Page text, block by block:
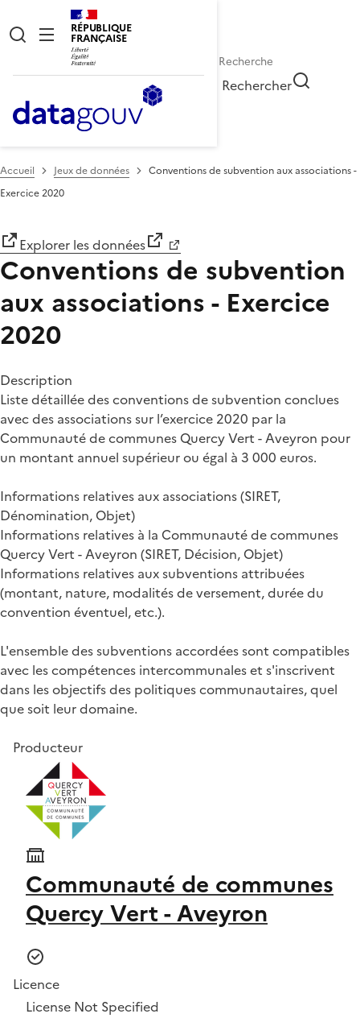
RÉPUBLIQUE
FRANÇAISE
Rechercher
Accueil Jeux de données
Conventions de subvention aux associations -
Exercice 2020
Explorer les données
Conventions de subvention
aux associations - Exercice
2020
Description
Liste détaillée des conventions de subvention conclues
avec des associations sur l’exercice 2020 par la
Communauté de communes Quercy Vert - Aveyron pour
un montant annuel supérieur ou égal à 3 000 euros.
Informations relatives aux associations (SIRET,
Dénomination, Objet)
Informations relatives à la Communauté de communes
Quercy Vert - Aveyron (SIRET, Décision, Objet)
Informations relatives aux subventions attribuées
(montant, nature, modalités de versement, durée du
convention éventuel, etc.).
L'ensemble des subventions accordées sont compatibles
avec les compétences intercommunales et s'inscrivent
dans les objectifs des politiques communautaires, quel
que soit leur domaine.
Producteur
Communauté de communes
Quercy Vert - Aveyron
Licence
License Not Specified